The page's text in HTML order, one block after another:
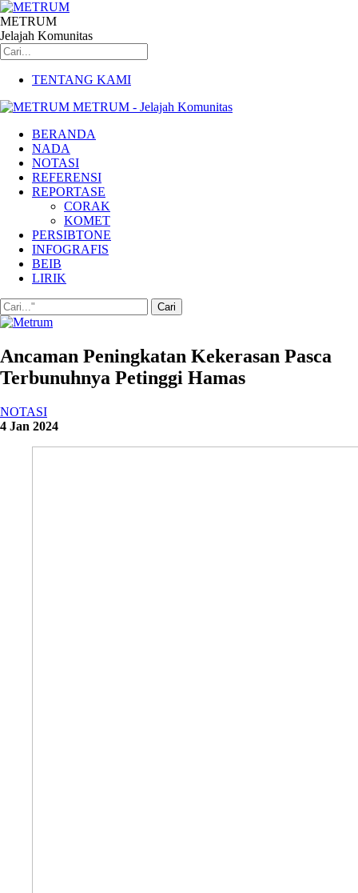
METRUM
Jelajah Komunitas
TENTANG KAMI
METRUM - Jelajah Komunitas
BERANDA
NADA
NOTASI
REFERENSI
REPORTASE
CORAK
KOMET
PERSIBTONE
INFOGRAFIS
BEIB
LIRIK
Ancaman Peningkatan Kekerasan Pasca
Terbunuhnya Petinggi Hamas
NOTASI
4 Jan 2024